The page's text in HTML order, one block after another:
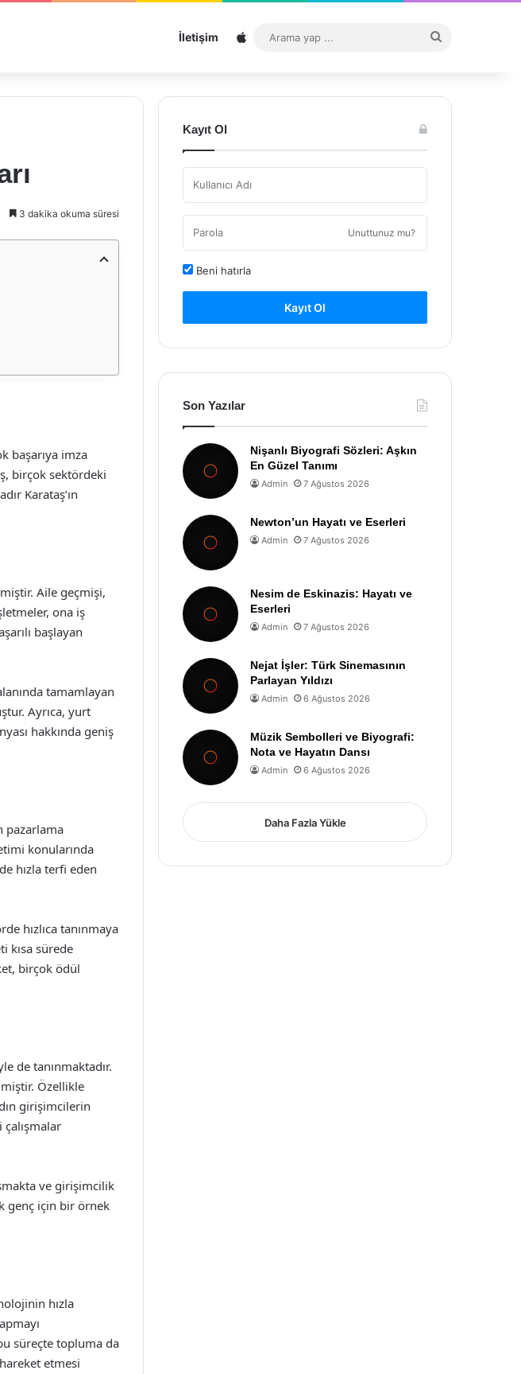
İletişim Sitemap
...
3 dakika okuma süresi
başarıya imza
birçok sektördeki
Karataş’ın
Aile geçmişi,
ona iş
başlayan
tamamlayan
Ayrıca, yurt
hakkında geniş
pazarlama
konularında
hızla terfi eden
hızlıca tanınmaya
kısa sürede
birçok ödül
de tanınmaktadır.
Özellikle
girişimcilerin
ve girişimcilik
genç için bir örnek
hızla
süreçte topluma da
etmesi
Kayıt Ol
Unuttunuz mu?
Beni hatırla
Kayıt Ol
Son Yazılar
Nişanlı Biyografi Sözleri: Aşkın
En Güzel Tanımı
Admin 7 Ağustos 2026
Newton’un Hayatı ve Eserleri
Admin 7 Ağustos 2026
Nesim de Eskinazis: Hayatı ve
Eserleri
Admin 7 Ağustos 2026
Nejat İşler: Türk Sinemasının
Parlayan Yıldızı
Admin 6 Ağustos 2026
Müzik Sembolleri ve Biyografi:
Nota ve Hayatın Dansı
Admin 6 Ağustos 2026
Daha Fazla Yükle